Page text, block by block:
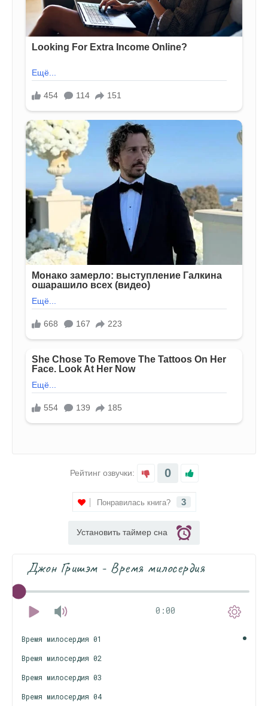
Рейтинг озвучки: 0
Понравилась книга? 3
Установить таймер сна
Джон Гришэм - Время милосердия
0:00
Время милосердия 01
Время милосердия 02
Время милосердия 03
Время милосердия 04